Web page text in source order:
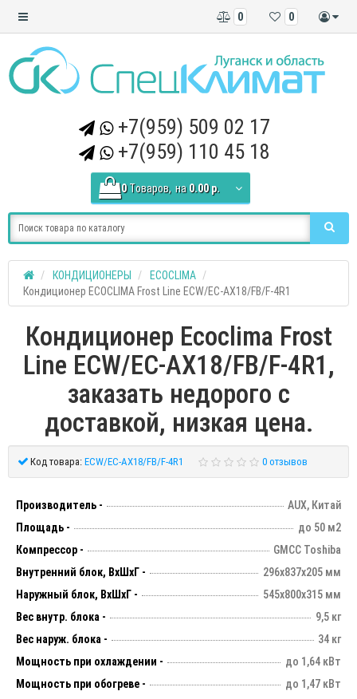
0
0
+7(959) 509 02 17
+7(959) 110 45 18
0 Tоваров, на 0.00 р.
КОНДИЦИОНЕРЫ
ECOCLIMA
Кондиционер ECOCLIMA Frost Line ECW/EC-AX18/FB/F-4R1
Кондиционер Ecoclima Frost
Line ECW/EC-AX18/FB/F-4R1,
заказать недорого с
доставкой, низкая цена.
Код товара: ECW/EC-AX18/FB/F-4R1 0 отзывов
Производитель -
AUX, Китай
Площадь -
до 50 м2
Компрессор -
GMCC Toshiba
Внутренний блок, ВхШхГ -
296х837х205 мм
Наружный блок, ВхШхГ -
545х800х315 мм
Вес внутр. блока -
9,5 кг
Вес наруж. блока -
34 кг
Мощность при охлаждении -
до 1,64 кВт
Мощность при обогреве -
до 1,47 кВт